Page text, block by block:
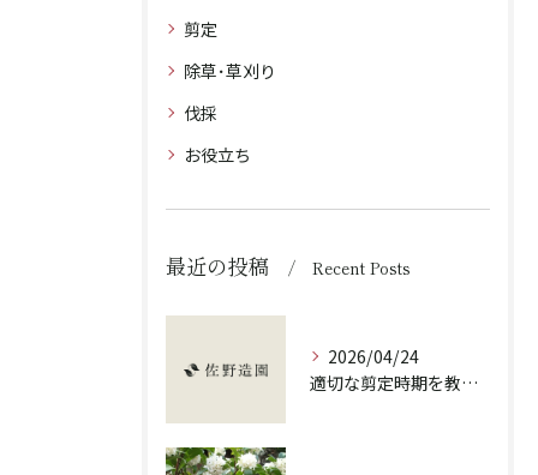
剪定
除草･草刈り
伐採
お役立ち
最近の投稿 Recent Posts
2026/04/24
適切な剪定時期を教えます！